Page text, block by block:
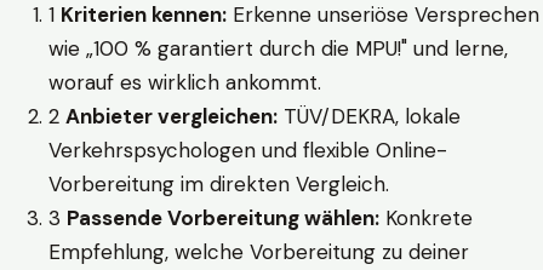
1 Kriterien kennen: Erkenne unseriöse Versprechen
wie „100 % garantiert durch die MPU!" und lerne,
worauf es wirklich ankommt.
2 Anbieter vergleichen: TÜV/DEKRA, lokale
Verkehrspsychologen und flexible Online-
Vorbereitung im direkten Vergleich.
3 Passende Vorbereitung wählen: Konkrete
Empfehlung, welche Vorbereitung zu deiner